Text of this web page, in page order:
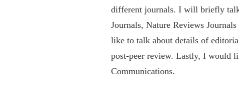
different journals. I will briefly talk
Journals, Nature Reviews
like to talk about details of
post-peer review. Lastly, I would
Communications.